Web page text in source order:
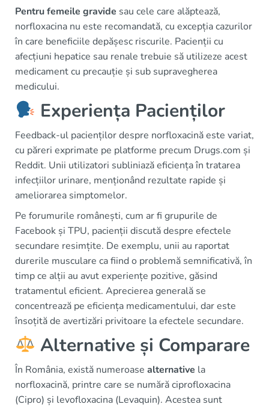
Pentru femeile gravide sau cele care alăptează,
norfloxacina nu este recomandată, cu excepția cazurilor
în care beneficiile depășesc riscurile. Pacienții cu
afecțiuni hepatice sau renale trebuie să utilizeze acest
medicament cu precauție și sub supravegherea
medicului.
Experiența Pacienților
Feedback-ul pacienților despre norfloxacină este variat,
cu păreri exprimate pe platforme precum Drugs.com și
Reddit. Unii utilizatori subliniază eficiența în tratarea
infecțiilor urinare, menționând rezultate rapide și
ameliorarea simptomelor.
Pe forumurile românești, cum ar fi grupurile de
Facebook și TPU, pacienții discută despre efectele
secundare resimțite. De exemplu, unii au raportat
durerile musculare ca fiind o problemă semnificativă, în
timp ce alții au avut experiențe pozitive, găsind
tratamentul eficient. Aprecierea generală se
concentrează pe eficiența medicamentului, dar este
însoțită de avertizări privitoare la efectele secundare.
Alternative și Comparare
În România, există numeroase alternative la
norfloxacină, printre care se numără ciprofloxacina
(Cipro) și levofloxacina (Levaquin). Acestea sunt